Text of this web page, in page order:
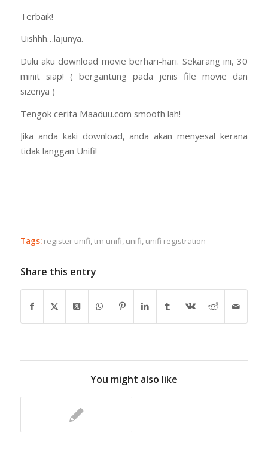
Terbaik!
Uishhh…lajunya.
Dulu aku download movie berhari-hari. Sekarang ini, 30
minit siap! ( bergantung pada jenis file movie dan
sizenya )
Tengok cerita Maaduu.com smooth lah!
Jika anda kaki download, anda akan menyesal kerana
tidak langgan Unifi!
Tags: register unifi,tm unifi, unifi, unifi registration
Share this entry
You might also like